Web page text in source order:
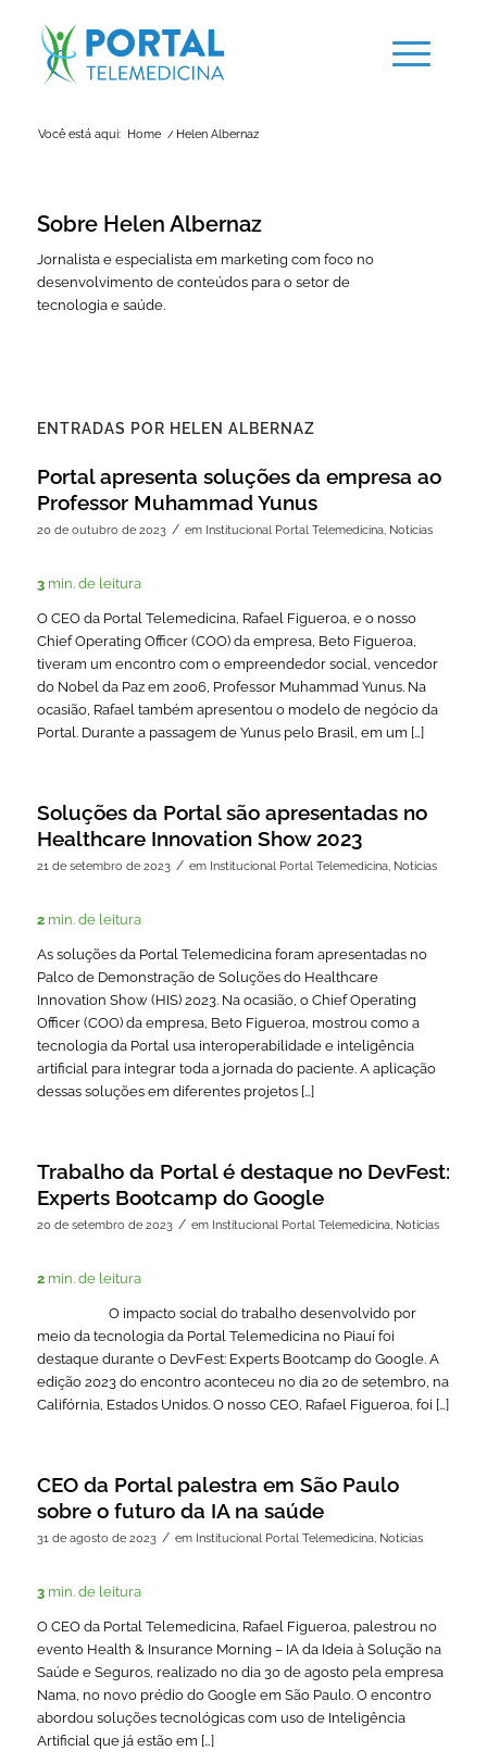
Você está aqui: Home / Helen Albernaz
Sobre Helen Albernaz
Jornalista e especialista em marketing com foco no
desenvolvimento de conteúdos para o setor de
tecnologia e saúde.
ENTRADAS POR HELEN ALBERNAZ
Portal apresenta soluções da empresa ao
Professor Muhammad Yunus
20 de outubro de 2023 / em Institucional Portal Telemedicina, Noticias
3 min. de leitura
O CEO da Portal Telemedicina, Rafael Figueroa, e o nosso
Chief Operating Officer (COO) da empresa, Beto Figueroa,
tiveram um encontro com o empreendedor social, vencedor
do Nobel da Paz em 2006, Professor Muhammad Yunus. Na
ocasião, Rafael também apresentou o modelo de negócio da
Portal. Durante a passagem de Yunus pelo Brasil, em um […]
Soluções da Portal são apresentadas no
Healthcare Innovation Show 2023
21 de setembro de 2023 / em Institucional Portal Telemedicina, Noticias
2 min. de leitura
As soluções da Portal Telemedicina foram apresentadas no
Palco de Demonstração de Soluções do Healthcare
Innovation Show (HIS) 2023. Na ocasião, o Chief Operating
Officer (COO) da empresa, Beto Figueroa, mostrou como a
tecnologia da Portal usa interoperabilidade e inteligência
artificial para integrar toda a jornada do paciente. A aplicação
dessas soluções em diferentes projetos […]
Trabalho da Portal é destaque no DevFest:
Experts Bootcamp do Google
20 de setembro de 2023 / em Institucional Portal Telemedicina, Noticias
2 min. de leitura
O impacto social do trabalho desenvolvido por
meio da tecnologia da Portal Telemedicina no Piauí foi
destaque durante o DevFest: Experts Bootcamp do Google. A
edição 2023 do encontro aconteceu no dia 20 de setembro, na
Califórnia, Estados Unidos. O nosso CEO, Rafael Figueroa, foi […]
CEO da Portal palestra em São Paulo
sobre o futuro da IA na saúde
31 de agosto de 2023 / em Institucional Portal Telemedicina, Noticias
3 min. de leitura
O CEO da Portal Telemedicina, Rafael Figueroa, palestrou no
evento Health & Insurance Morning – IA da Ideia à Solução na
Saúde e Seguros, realizado no dia 30 de agosto pela empresa
Nama, no novo prédio do Google em São Paulo. O encontro
abordou soluções tecnológicas com uso de Inteligência
Artificial que já estão em […]